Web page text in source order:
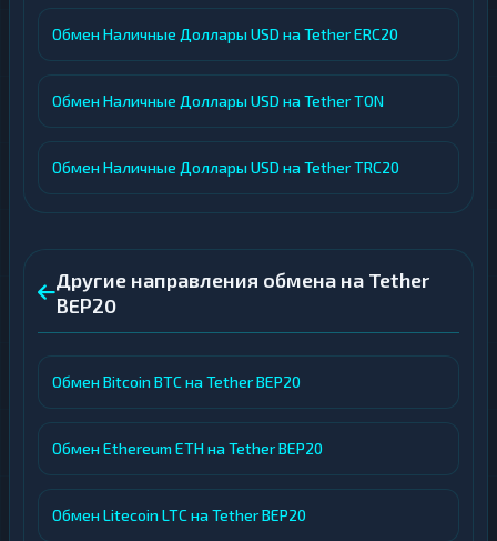
Обмен Наличные Доллары USD на Tether ERC20
Обмен Наличные Доллары USD на Tether TON
Обмен Наличные Доллары USD на Tether TRC20
Другие направления обмена на Tether
BEP20
Обмен Bitcoin BTC на Tether BEP20
Обмен Ethereum ETH на Tether BEP20
Обмен Litecoin LTC на Tether BEP20